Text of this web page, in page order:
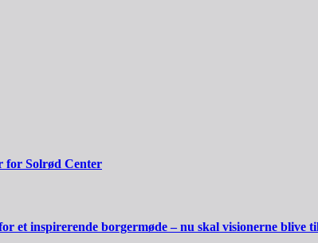
for Solrød Center
et inspirerende borgermøde – nu skal visionerne blive